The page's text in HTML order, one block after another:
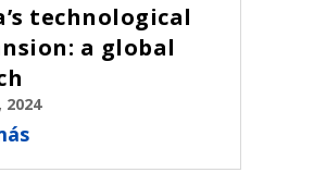
technological
a global
2024